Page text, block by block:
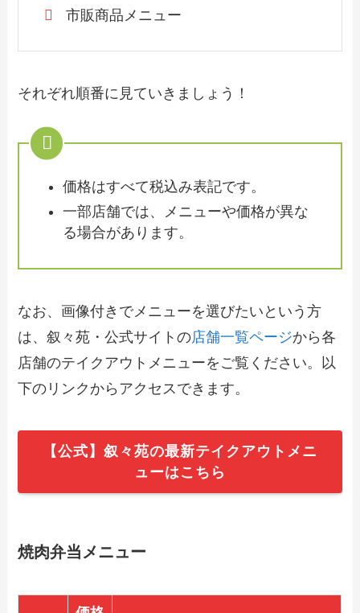
市販商品メニュー
それぞれ順番に見ていきましょう！
価格はすべて税込み表記です。
一部店舗では、メニューや価格が異な
る場合があります。
なお、画像付きでメニューを選びたいという方
は、叙々苑・公式サイトの店舗一覧ページから各
店舗のテイクアウトメニューをご覧ください。以
下のリンクからアクセスできます。
【公式】叙々苑の最新テイクアウトメニ
ューはこちら
焼肉弁当メニュー